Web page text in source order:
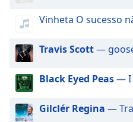
modal
Beginning
dialog
window.
Escape
Vinheta O sucesso
Travis Scott—
Black Eyed Peas— I
Gilclér Regina —